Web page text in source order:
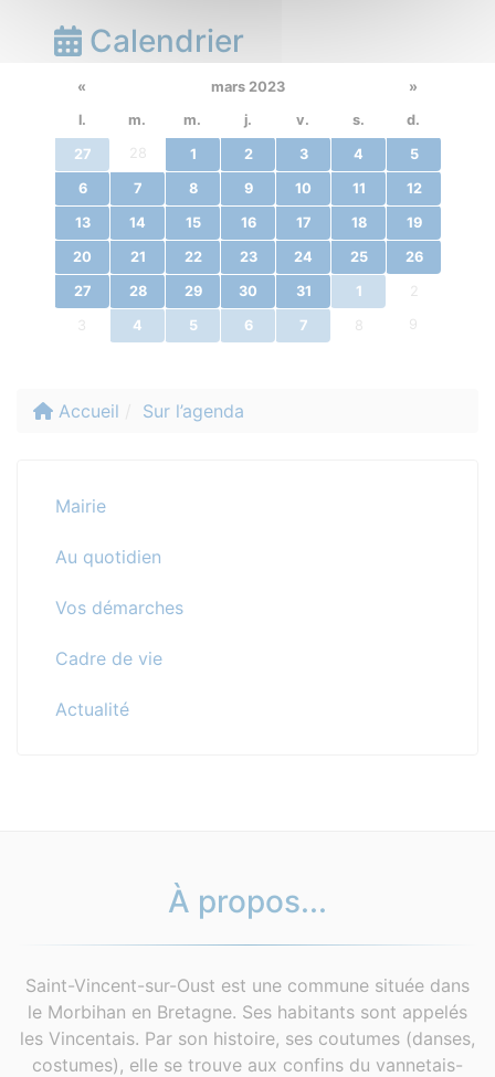
Calendrier
« mars 2023
»
l.
m. m. j. v. s. d.
27 28 1 2 3 4 5
6 7 8 9 10 11 12
13 14 15 16 17 18 19
20 21 22 23 24 25 26
27 28 29 30 31 1 2
3 4 5 6 7 8 9
Accueil Sur l’agenda
Mairie
Au quotidien
Vos démarches
Cadre de vie
Actualité
À propos...
Saint-Vincent-sur-Oust est une commune située dans
le Morbihan en Bretagne. Ses habitants sont appelés
les Vincentais. Par son histoire, ses coutumes (danses,
costumes), elle se trouve aux confins du vannetais-